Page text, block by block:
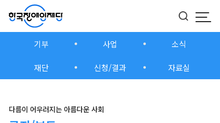
모
버튼
기부 사업
소식
재단
신청/결과 자료실
다름이 어우러지는 아름다운 사회